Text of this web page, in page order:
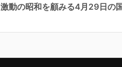
激動の昭和を顧みる4月29日の